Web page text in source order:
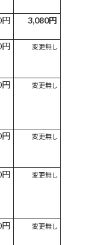
円 3,080円
円 変更無し
円 変更無し
円 変更無し
円 変更無し
円 変更無し